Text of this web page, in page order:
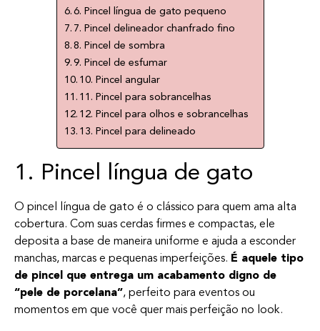
6. Pincel língua de gato pequeno
7. Pincel delineador chanfrado fino
8. Pincel de sombra
9. Pincel de esfumar
10. Pincel angular
11. Pincel para sobrancelhas
12. Pincel para olhos e sobrancelhas
13. Pincel para delineado
1. Pincel língua de gato
O pincel língua de gato é o clássico para quem ama alta
cobertura. Com suas cerdas firmes e compactas, ele
deposita a base de maneira uniforme e ajuda a esconder
manchas, marcas e pequenas imperfeições. É aquele tipo
de pincel que entrega um acabamento digno de
“pele de porcelana”, perfeito para eventos ou
momentos em que você quer mais perfeição no look.